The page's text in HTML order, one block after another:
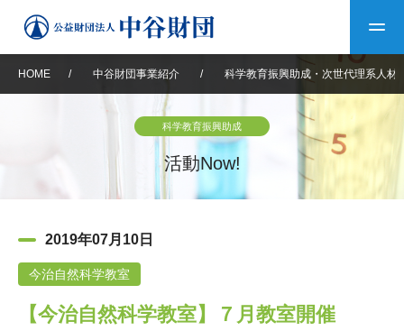
中谷財団について
設立趣意書
沿革 40年史デジタルブック
中谷財団事業紹介
神戸賞 長期大型研究助成
中谷財団動画紹介
その他情報
HOME / 中谷財団事業紹介 / 科学教育振興助成・次世代理系人材
科学教育振興助成
活動Now!
2019年07月10日
今治自然科学教室
【今治自然科学教室】７月教室開催